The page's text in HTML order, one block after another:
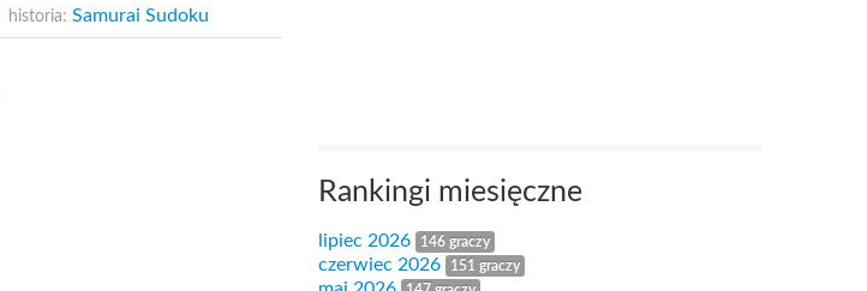
historia: Samurai Sudoku
Rankingi miesięczne
lipiec 2026 146 graczy
czerwiec 2026 151 graczy